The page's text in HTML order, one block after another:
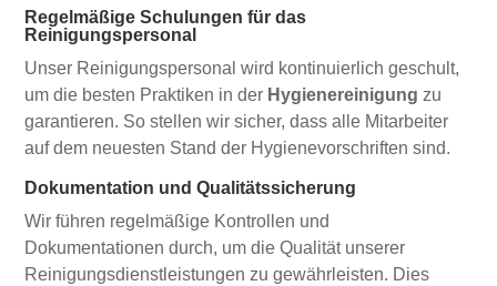
Regelmäßige Schulungen für das
Reinigungspersonal
Unser Reinigungspersonal wird kontinuierlich geschult,
um die besten Praktiken in der Hygienereinigung zu
garantieren. So stellen wir sicher, dass alle Mitarbeiter
auf dem neuesten Stand der Hygienevorschriften sind.
Dokumentation und Qualitätssicherung
Wir führen regelmäßige Kontrollen und
Dokumentationen durch, um die Qualität unserer
Reinigungsdienstleistungen zu gewährleisten. Dies